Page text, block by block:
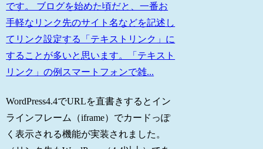
です。 ブログを始めた頃だと、一番お
手軽なリンク先のサイト名などを記述し
てリンク設定する「テキストリンク」に
することが多いと思います。「テキスト
リンク」の例スマートフォンで雑...
WordPress4.4でURLを直書きするとイン
ラインフレーム（iframe）でカードっぽ
く表示される機能が実装されました。